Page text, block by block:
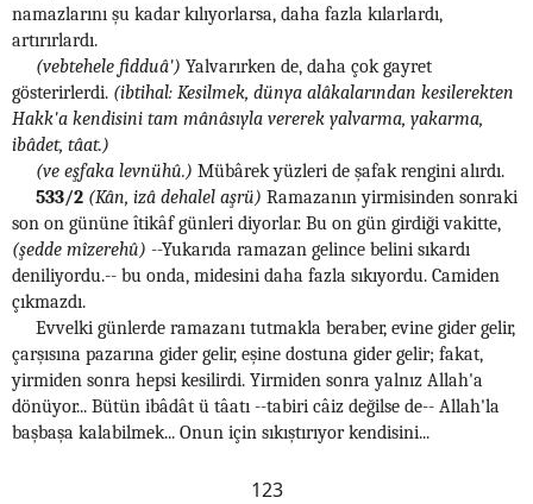
namazlarını şu kadar kılıyorlarsa, daha fazla kılarlardı,
artırırlardı.
(vebtehele fidduâ') Yalvarırken de, daha çok gayret
gösterirlerdi. (ibtihal: Kesilmek, dünya alâkalarından kesilerekten
Hakk'a kendisini tam mânâsıyla vererek yalvarma, yakarma,
ibâdet, tâat.)
(ve eşfaka levnühû.) Mübârek yüzleri de şafak rengini alırdı.
533/2 (Kân, izâ dehalel aşrü) Ramazanın yirmisinden sonraki
son on gününe îtikâf günleri diyorlar. Bu on gün girdiği vakitte,
(şedde mîzerehû) --Yukarıda ramazan gelince belini sıkardı
deniliyordu.-- bu onda, midesini daha fazla sıkıyordu. Camiden
çıkmazdı.
Evvelki günlerde ramazanı tutmakla beraber, evine gider gelir,
çarşısına pazarına gider gelir, eşine dostuna gider gelir; fakat,
yirmiden sonra hepsi kesilirdi. Yirmiden sonra yalnız Allah'a
dönüyor... Bütün ibâdât ü tâatı --tabiri câiz değilse de-- Allah'la
başbaşa kalabilmek... Onun için sıkıştırıyor kendisini...
123